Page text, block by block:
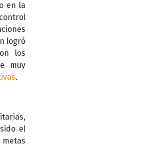
en la
logró
los
muy
.
el
metas